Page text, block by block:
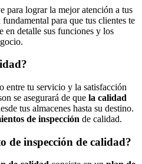
para lograr la mejor atención a tus
para que tus clientes te
en detalle sus funciones y los
entre tu servicio y la satisfacción
se asegurará de que la calidad
tus almacenes hasta su destino.
de inspección de calidad.
de inspección de calidad?